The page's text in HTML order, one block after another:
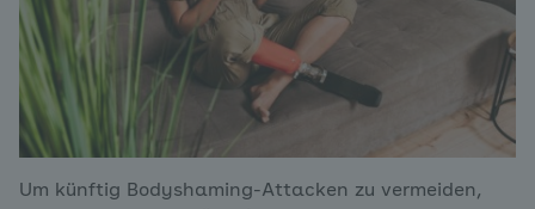
Um künftig Bodyshaming-Attacken zu vermeiden,